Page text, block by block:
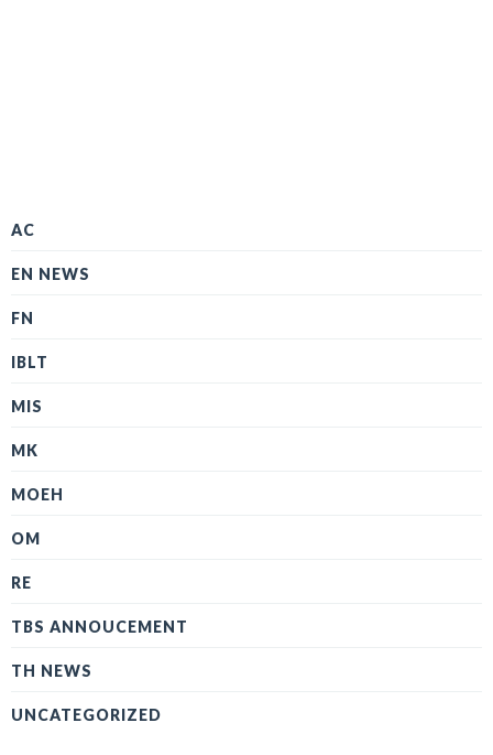
AC
EN NEWS
FN
IBLT
MIS
MK
MOEH
OM
RE
TBS ANNOUCEMENT
TH NEWS
UNCATEGORIZED